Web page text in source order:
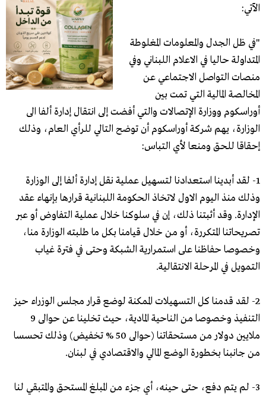
الآتي:
"في ظل الجدل والمعلومات المغلوطة
المتداولة حاليا في الاعلام اللبناني وفي
منصات التواصل الاجتماعي عن
المخالصة المالية التي تمت بين
أوراسكوم ووزارة الإتصالات والتي أفضت إلى انتقال إدارة ألفا الى
الوزارة، يهم شركة أوراسكوم أن توضح التالي للرأي العام، وذلك
إحقاقا للحق ومنعا لأي التباس:
1- لقد أبدينا استعدادنا لتسهيل عملية نقل إدارة ألفا إلى الوزارة
وذلك منذ اليوم الاول لاتخاذ الحكومة اللبنانية قرارها بإنهاء عقد
الإدارة. وقد أثبتنا ذلك، إن في سلوكنا خلال عملية التفاوض أو عبر
تصريحاتنا المتكررة، أو من خلال قيامنا بكل ما طلبته الوزارة منا،
وخصوصا حفاظنا على استمرارية الشبكة وحتى في فترة غياب
التمويل في المرحلة الانتقالية.
2- لقد قدمنا كل التسهيلات الممكنة لوضع قرار مجلس الوزراء حيز
التنفيذ وخصوصا من الناحية المادية، حيث تخلينا عن حوالى 9
ملايين دولار من مستحقاتنا (حوالى 50 % تخفيض) وذلك تحسسا
من جانبنا بخطورة الوضع المالي والاقتصادي في لبنان.
3- لم يتم دفع، حتى حينه، أي جزء من المبلغ المستحق والمتبقي لنا